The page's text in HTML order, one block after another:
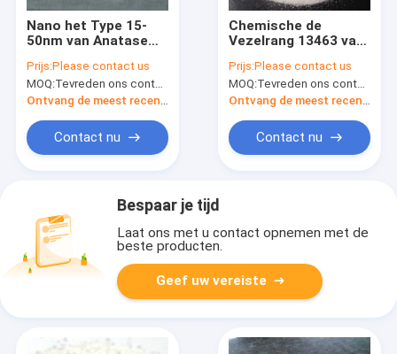
Nano het Type 15-
50nm van Anatase
Titaandioxidepoeder
Zuiverheid 99,8%
Prijs:Please contact us
MOQ:Tevreden ons contacteren
Ontvang de meest recente Prijs
Contact nu
Chemische de
Vezelrang 13463 van
Titaandioxide 67 7
voor Viscosevezel
Prijs:Please contact us
MOQ:Tevreden ons contacteren
Ontvang de meest recente Prijs
Contact nu
Bespaar je tijd
Laat ons met u contact opnemen met de
beste producten.
Geef uw vereiste